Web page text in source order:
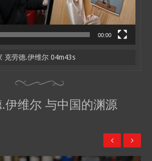
00:00
克劳德.伊维尔 04m43s
伊维尔 与中国的渊源